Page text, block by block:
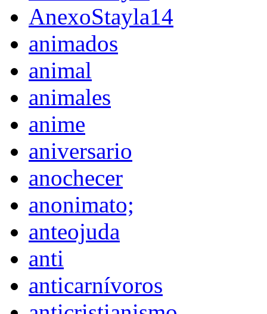
AnexoStayla14
animados
animal
animales
anime
aniversario
anochecer
anonimato;
anteojuda
anti
anticarnívoros